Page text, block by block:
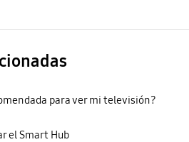
para ver mi televisión?
el Smart Hub